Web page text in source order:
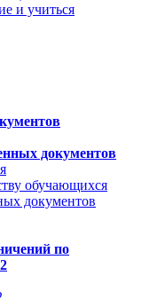
и учиться
документов
обучающихся
документов
по